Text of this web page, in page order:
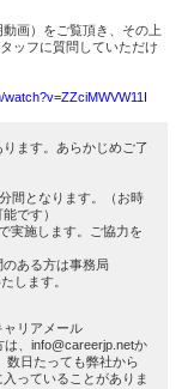
画）をご覧頂き、その上
ッフに質問していただけ
ます。あらかじめご了
間となります。（お時
です）
実施します。ご協力を
ある方は事務局
します。
ャリアメール
、info@careerjp.netか
数日たっても弊社から
っていることがありま